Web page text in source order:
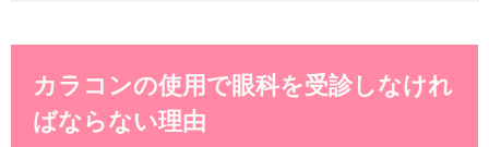
カラコンの使用で眼科を受診しなけれ
ばならない理由